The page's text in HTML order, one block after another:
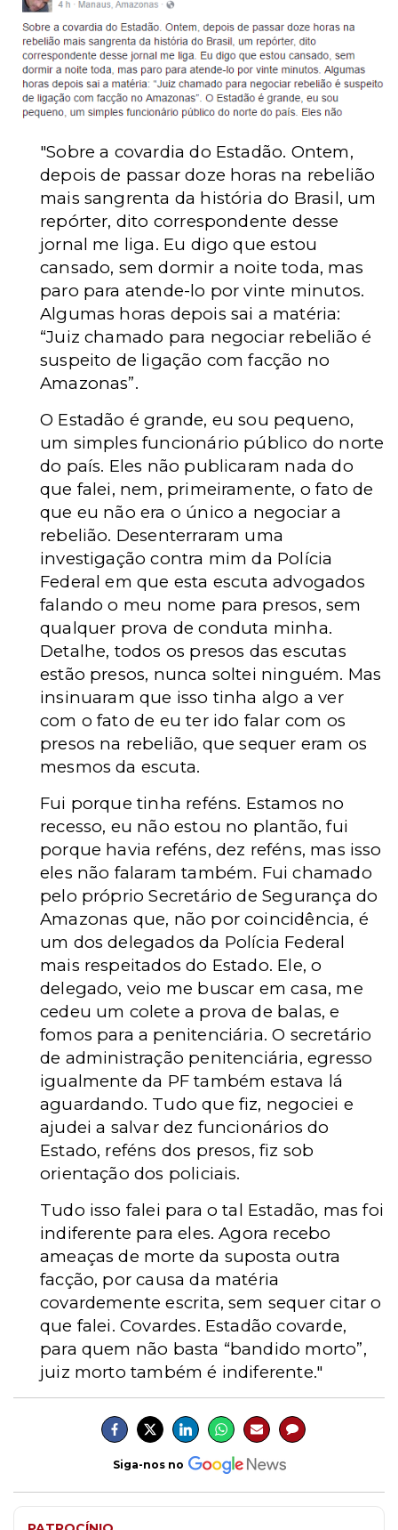
"Sobre a covardia do Estadão. Ontem,
depois de passar doze horas na rebelião
mais sangrenta da história do Brasil, um
repórter, dito correspondente desse
jornal me liga. Eu digo que estou
cansado, sem dormir a noite toda, mas
paro para atende-lo por vinte minutos.
Algumas horas depois sai a matéria:
“Juiz chamado para negociar rebelião é
suspeito de ligação com facção no
Amazonas”.
O Estadão é grande, eu sou pequeno,
um simples funcionário público do norte
do país. Eles não publicaram nada do
que falei, nem, primeiramente, o fato de
que eu não era o único a negociar a
rebelião. Desenterraram uma
investigação contra mim da Polícia
Federal em que esta escuta advogados
falando o meu nome para presos, sem
qualquer prova de conduta minha.
Detalhe, todos os presos das escutas
estão presos, nunca soltei ninguém. Mas
insinuaram que isso tinha algo a ver
com o fato de eu ter ido falar com os
presos na rebelião, que sequer eram os
mesmos da escuta.
Fui porque tinha reféns. Estamos no
recesso, eu não estou no plantão, fui
porque havia reféns, dez reféns, mas isso
eles não falaram também. Fui chamado
pelo próprio Secretário de Segurança do
Amazonas que, não por coincidência, é
um dos delegados da Polícia Federal
mais respeitados do Estado. Ele, o
delegado, veio me buscar em casa, me
cedeu um colete a prova de balas, e
fomos para a penitenciária. O secretário
de administração penitenciária, egresso
igualmente da PF também estava lá
aguardando. Tudo que fiz, negociei e
ajudei a salvar dez funcionários do
Estado, reféns dos presos, fiz sob
orientação dos policiais.
Tudo isso falei para o tal Estadão, mas foi
indiferente para eles. Agora recebo
ameaças de morte da suposta outra
facção, por causa da matéria
covardemente escrita, sem sequer citar o
que falei. Covardes. Estadão covarde,
para quem não basta “bandido morto”,
juiz morto também é indiferente."
Siga-nos no